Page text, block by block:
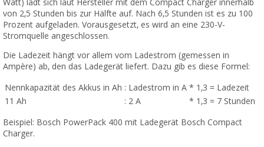
Watt) lädt sich laut Hersteller mit dem Compact Charger innerhalb
von 2,5 Stunden bis zur Hälfte auf. Nach 6,5 Stunden ist es zu 100
Prozent aufgeladen. Vorausgesetzt, es wird an eine 230-V-
Stromquelle angeschlossen.
Die Ladezeit hängt vor allem vom Ladestrom (gemessen in
Ampère) ab, den das Ladegerät liefert. Dazu gib es diese Formel:
Nennkapazität des Akkus in Ah : Ladestrom in A * 1,3 = Ladezeit
11 Ah
: 2 A * 1,3 = 7 Stunden
Beispiel: Bosch PowerPack 400 mit Ladegerät Bosch Compact
Charger.